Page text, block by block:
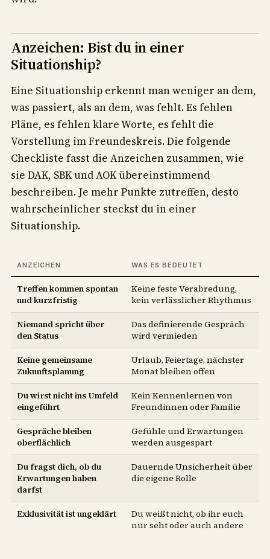
Anzeichen: Bist du in einer
Situationship?
Eine Situationship erkennt man weniger an dem,
was passiert, als an dem, was fehlt. Es fehlen
Pläne, es fehlen klare Worte, es fehlt die
Vorstellung im Freundeskreis. Die folgende
Checkliste fasst die Anzeichen zusammen, wie
sie DAK, SBK und AOK übereinstimmend
beschreiben. Je mehr Punkte zutreffen, desto
wahrscheinlicher steckst du in einer
Situationship.
ANZEICHEN WAS ES BEDEUTET
Treffen kommen spontan
und kurzfristig
Keine feste Verabredung,
kein verlässlicher Rhythmus
Niemand spricht über
den Status
Das definierende Gespräch
wird vermieden
Keine gemeinsame
Zukunftsplanung
Urlaub, Feiertage, nächster
Monat bleiben offen
Du wirst nicht ins Umfeld
eingeführt
Kein Kennenlernen von
Freundinnen oder Familie
Gespräche bleiben
oberflächlich
Gefühle und Erwartungen
werden ausgespart
Du fragst dich, ob du
Erwartungen haben
darfst
Dauernde Unsicherheit über
die eigene Rolle
Exklusivität ist ungeklärt
Du weißt nicht, ob ihr euch
nur seht oder auch andere